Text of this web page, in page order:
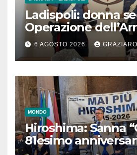
Ladispoli: donna
Operazione
6 AGOSTO 2026
MONDO
Hiroshima: Sanna
81esimo